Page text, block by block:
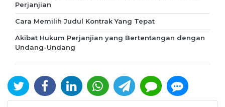
Perjanjian
Cara Memilih Judul Kontrak Yang Tepat
Akibat Hukum Perjanjian yang Bertentangan dengan
Undang-Undang